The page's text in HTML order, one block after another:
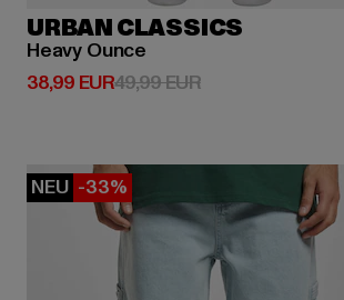
URBAN CLASSICS
Heavy Ounce
38,99 EUR
Derzeitiger Preis: 38,99 EUR
49,99 EURAktionspreis:
NEU -33%